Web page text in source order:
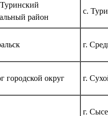
район
с.
г.
городской округ г.
г.